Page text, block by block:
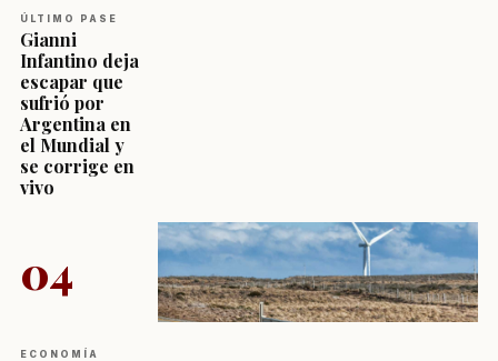
ÚLTIMO PASE
Gianni
Infantino deja
escapar que
sufrió por
Argentina en
el Mundial y
se corrige en
vivo
04
ECONOMÍA